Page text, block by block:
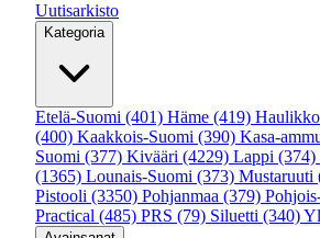
Uutisarkisto
Kategoria
Etelä-Suomi (401) Häme (419) Haulikko
(400) Kaakkois-Suomi (390) Kasa-
Suomi (377) Kivääri (4229) Lappi (374)
(1365) Lounais-Suomi (373) Mustaruuti
Pistooli (3350) Pohjanmaa (379)
Practical (485) PRS (79) Siluetti (340)